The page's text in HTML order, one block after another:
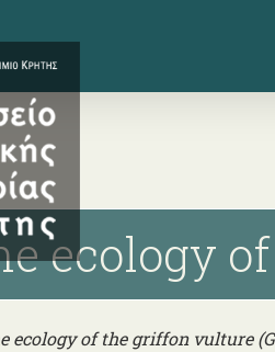
ecology
ecology of the griffon vulture